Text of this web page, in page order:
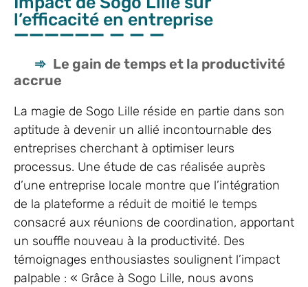
l’efficacité en entreprise
Le gain de temps et la productivité
accrue
La magie de Sogo Lille réside en partie dans son
aptitude à devenir un allié incontournable des
entreprises cherchant à optimiser leurs
processus. Une étude de cas réalisée auprès
d’une entreprise locale montre que l’intégration
de la plateforme a réduit de moitié le temps
consacré aux réunions de coordination, apportant
un souffle nouveau à la productivité. Des
témoignages enthousiastes soulignent l’impact
palpable : « Grâce à Sogo Lille, nous avons